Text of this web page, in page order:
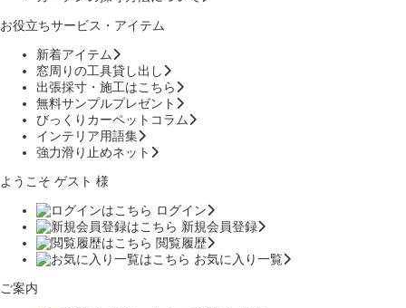
お役立ちサービス・アイテム
新着アイテム
窓周りの工具貸し出し
出張採寸・施工はこちら
無料サンプルプレゼント
びっくりカーペットコラム
インテリア用語集
強力滑り止めネット
ようこそ ゲスト 様
ログイン
新規会員登録
閲覧履歴
お気に入り一覧
ご案内